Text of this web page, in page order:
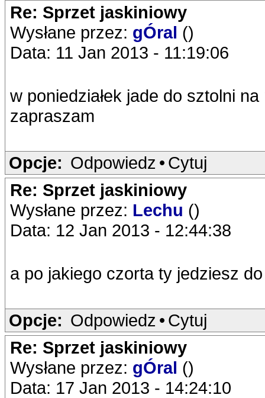
Re: Sprzet jaskiniowy
Wysłane przez: gÓral ()
Data: 11 Jan 2013 - 11:19:06
w poniedziałek jade do sztolni
zapraszam
Opcje: Odpowiedz • Cytuj
Re: Sprzet jaskiniowy
Wysłane przez: Lechu ()
Data: 12 Jan 2013 - 12:44:38
a po jakiego czorta ty jedziesz
Opcje: Odpowiedz • Cytuj
Re: Sprzet jaskiniowy
Wysłane przez: gÓral ()
Data: 17 Jan 2013 - 14:24:10